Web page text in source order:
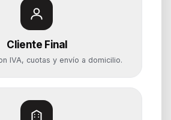
Cliente Final
IVA, cuotas y envío a domicilio.
Categorías
Notebooks
y PCs
Componentes
Almacenamiento
Monitores y Pantallas